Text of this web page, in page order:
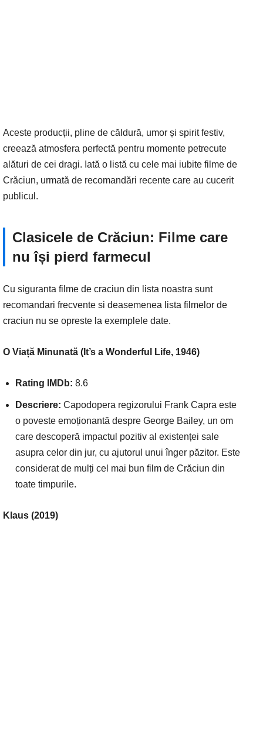
Aceste producții, pline de căldură, umor și spirit festiv,
creează atmosfera perfectă pentru momente petrecute
alături de cei dragi. Iată o listă cu cele mai iubite filme de
Crăciun, urmată de recomandări recente care au cucerit
publicul.
Clasicele de Crăciun: Filme care
nu își pierd farmecul
Cu siguranta filme de craciun din lista noastra sunt
recomandari frecvente si deasemenea lista filmelor de
craciun nu se opreste la exemplele date.
O Viață Minunată (It’s a Wonderful Life, 1946)
Rating IMDb: 8.6
Descriere: Capodopera regizorului Frank Capra este
o poveste emoționantă despre George Bailey, un om
care descoperă impactul pozitiv al existenței sale
asupra celor din jur, cu ajutorul unui înger păzitor. Este
considerat de mulți cel mai bun film de Crăciun din
toate timpurile.
Klaus (2019)